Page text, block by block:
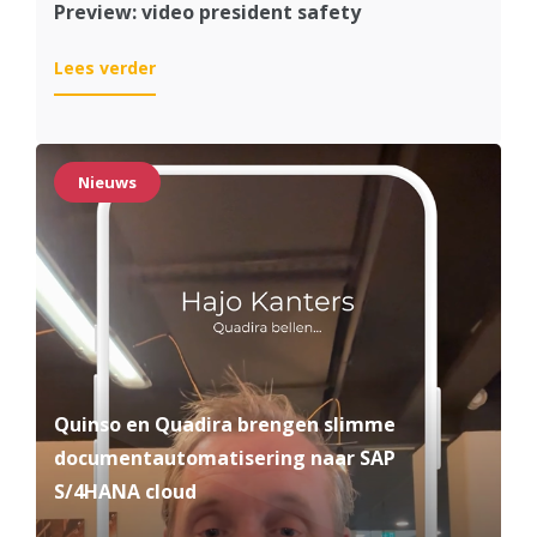
Preview: video president safety
Lees verder:
Preview:
president
safety
Nieuws
Quinso en Quadira brengen slimme
documentautomatisering naar SAP
S/4HANA cloud